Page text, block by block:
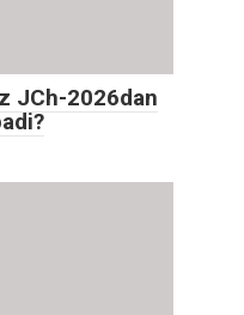
JCh-2026dan